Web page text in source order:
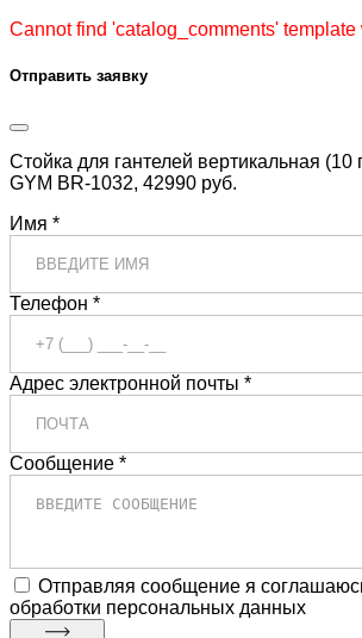
Cannot find 'catalog_comments' template
Отправить заявку
Стойка для гантелей вертикальная (10
GYM BR-1032, 42990 руб.
Имя *
Телефон *
Адрес электронной почты *
Сообщение *
Отправляя сообщение я
обработки персональных данных